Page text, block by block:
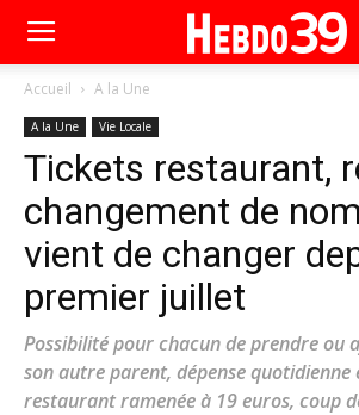
Accueil A la Une
A la Une Vie Locale
Tickets restaurant,
changement de
vient de changer
premier juillet
Possibilité pour chacun de prendre ou
son autre parent, dépense quotidienne
restaurant ramenée à 19 euros, coup